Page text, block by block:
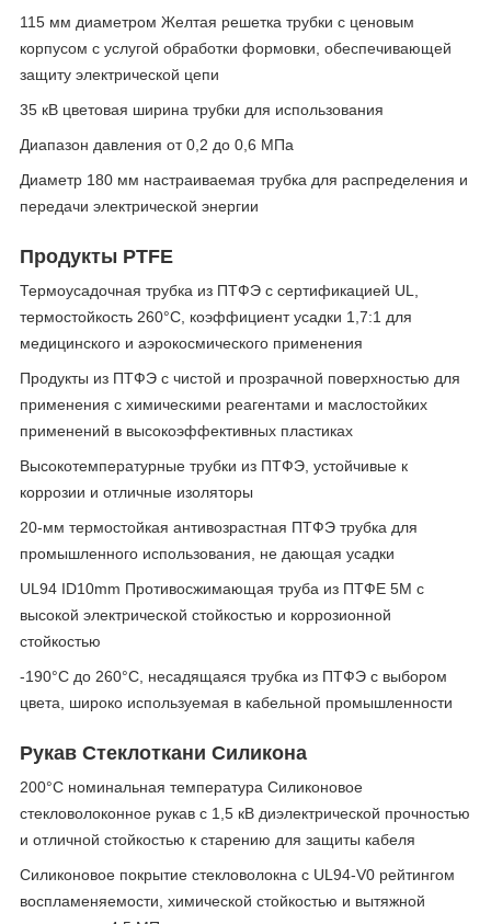
115 мм диаметром Желтая решетка трубки с ценовым
корпусом с услугой обработки формовки, обеспечивающей
защиту электрической цепи
35 кВ цветовая ширина трубки для использования
Диапазон давления от 0,2 до 0,6 МПа
Диаметр 180 мм настраиваемая трубка для распределения и
передачи электрической энергии
Продукты PTFE
Термоусадочная трубка из ПТФЭ с сертификацией UL,
термостойкость 260°C, коэффициент усадки 1,7:1 для
медицинского и аэрокосмического применения
Продукты из ПТФЭ с чистой и прозрачной поверхностью для
применения с химическими реагентами и маслостойких
применений в высокоэффективных пластиках
Высокотемпературные трубки из ПТФЭ, устойчивые к
коррозии и отличные изоляторы
20-мм термостойкая антивозрастная ПТФЭ трубка для
промышленного использования, не дающая усадки
UL94 ID10mm Противосжимающая труба из ПТФЕ 5M с
высокой электрической стойкостью и коррозионной
стойкостью
-190°C до 260°C, несадящаяся трубка из ПТФЭ с выбором
цвета, широко используемая в кабельной промышленности
Рукав Стеклоткани Силикона
200°C номинальная температура Силиконовое
стекловолоконное рукав с 1,5 кВ диэлектрической прочностью
и отличной стойкостью к старению для защиты кабеля
Силиконовое покрытие стекловолокна с UL94-V0 рейтингом
воспламеняемости, химической стойкостью и вытяжной